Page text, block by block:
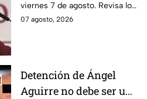
viernes 7 de agosto. Revisa los
datos presentados y las
07 agosto, 2026
Detención de Ángel
Aguirre no debe ser un